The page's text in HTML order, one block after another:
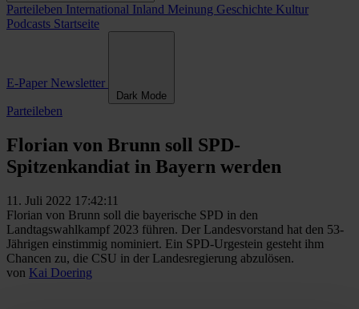
Parteileben International Inland Meinung Geschichte Kultur
Podcasts Startseite
E-Paper Newsletter
Dark Mode
Parteileben
Florian von Brunn soll SPD-
Spitzenkandiat in Bayern werden
11. Juli 2022 17:42:11
Florian von Brunn soll die bayerische SPD in den
Landtagswahlkampf 2023 führen. Der Landesvorstand hat den 53-
Jährigen einstimmig nominiert. Ein SPD-Urgestein gesteht ihm
Chancen zu, die CSU in der Landesregierung abzulösen.
von Kai Doering